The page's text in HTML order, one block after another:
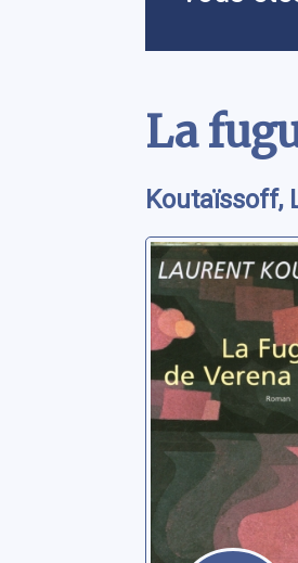
La
Koutaïssoff,